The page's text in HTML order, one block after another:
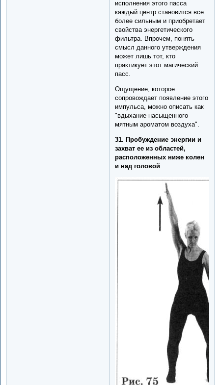
исполнения этого пасса
каждый центр становится все
более сильным и приобретает
свойства энергетического
фильтра. Впрочем, понять
смысл данного утверждения
может лишь тот, кто
практикует этот магический
пасс.
Ощущение, которое
сопровождает появление этого
импульса, можно описать как
"вдыхание насыщенного
мятным ароматом воздуха".
31. Пробуждение энергии и
захват ее из областей,
расположенных ниже колен
и над головой